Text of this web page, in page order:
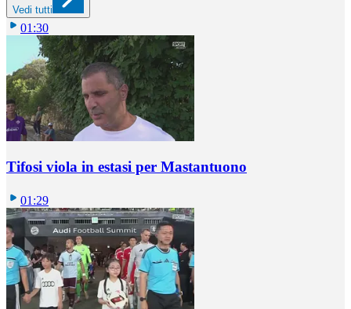
Vedi tutti
01:30
Tifosi viola in estasi per Mastantuono
01:29